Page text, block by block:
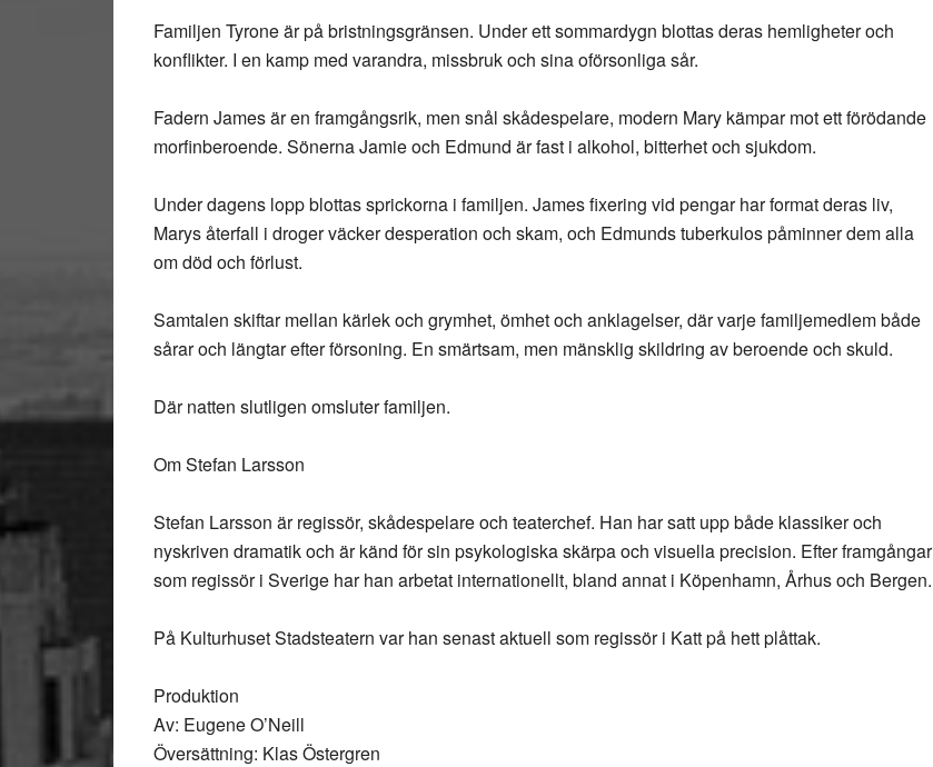
Familjen Tyrone är på bristningsgränsen. Under ett sommardygn blottas deras hemligheter och
konflikter. I en kamp med varandra, missbruk och sina oförsonliga sår.
Fadern James är en framgångsrik, men snål skådespelare, modern Mary kämpar mot ett förödande
morfinberoende. Sönerna Jamie och Edmund är fast i alkohol, bitterhet och sjukdom.
Under dagens lopp blottas sprickorna i familjen. James fixering vid pengar har format deras liv,
Marys återfall i droger väcker desperation och skam, och Edmunds tuberkulos påminner dem alla
om död och förlust.
Samtalen skiftar mellan kärlek och grymhet, ömhet och anklagelser, där varje familjemedlem både
sårar och längtar efter försoning. En smärtsam, men mänsklig skildring av beroende och skuld.
Där natten slutligen omsluter familjen.
Om Stefan Larsson
Stefan Larsson är regissör, skådespelare och teaterchef. Han har satt upp både klassiker och
nyskriven dramatik och är känd för sin psykologiska skärpa och visuella precision. Efter framgångar
som regissör i Sverige har han arbetat internationellt, bland annat i Köpenhamn, Århus och Bergen.
På Kulturhuset Stadsteatern var han senast aktuell som regissör i Katt på hett plåttak.
Produktion
Av: Eugene O’Neill
Översättning: Klas Östergren